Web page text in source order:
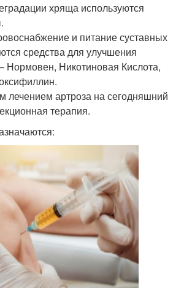
хряща используются
и питание суставных
средства для улучшения
Нормовен, Никотиновая Кислота,
лечением артроза на сегодняшний
терапия.